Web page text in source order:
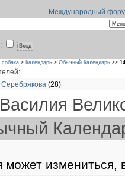
Международный
> Календарь > Обычный Календарь >>
(28)
измениться,